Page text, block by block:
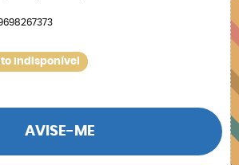
Indisponível
AVISE-ME